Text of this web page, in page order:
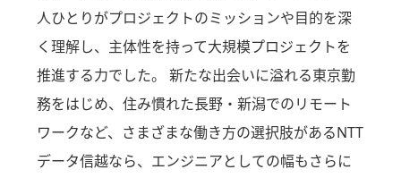
人ひとりがプロジェクトのミッションや目的を深
く理解し、主体性を持って大規模プロジェクトを
推進する力でした。 新たな出会いに溢れる東京勤
務をはじめ、住み慣れた長野・新潟でのリモート
ワークなど、さまざまな働き方の選択肢があるNTT
データ信越なら、エンジニアとしての幅もさらに